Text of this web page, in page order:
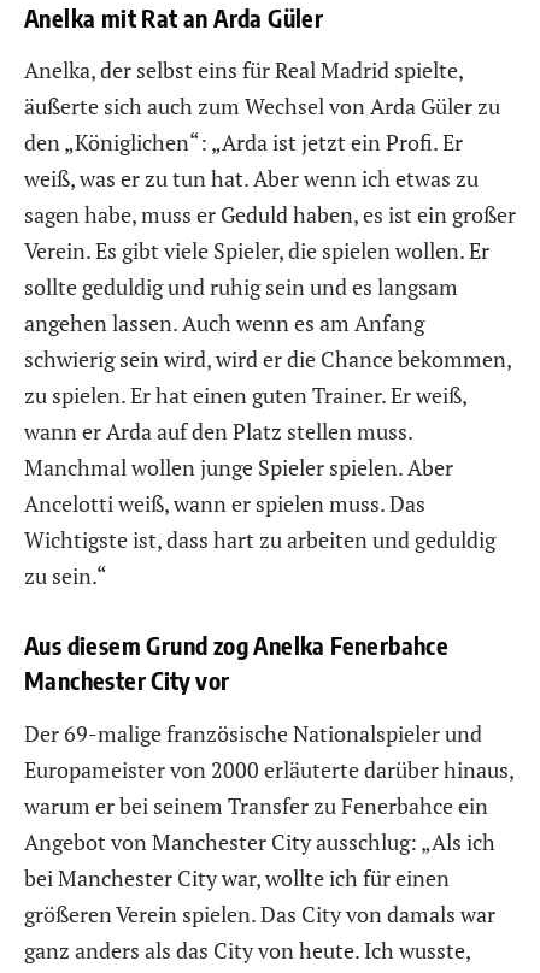
Anelka mit Rat an Arda Güler
Anelka, der selbst eins für Real Madrid spielte,
äußerte sich auch zum Wechsel von Arda Güler zu
den „Königlichen“: „Arda ist jetzt ein Profi. Er
weiß, was er zu tun hat. Aber wenn ich etwas zu
sagen habe, muss er Geduld haben, es ist ein großer
Verein. Es gibt viele Spieler, die spielen wollen. Er
sollte geduldig und ruhig sein und es langsam
angehen lassen. Auch wenn es am Anfang
schwierig sein wird, wird er die Chance bekommen,
zu spielen. Er hat einen guten Trainer. Er weiß,
wann er Arda auf den Platz stellen muss.
Manchmal wollen junge Spieler spielen. Aber
Ancelotti weiß, wann er spielen muss. Das
Wichtigste ist, dass hart zu arbeiten und geduldig
zu sein.“
Aus diesem Grund zog Anelka Fenerbahce
Manchester City vor
Der 69-malige französische Nationalspieler und
Europameister von 2000 erläuterte darüber hinaus,
warum er bei seinem Transfer zu Fenerbahce ein
Angebot von Manchester City ausschlug: „Als ich
bei Manchester City war, wollte ich für einen
größeren Verein spielen. Das City von damals war
ganz anders als das City von heute. Ich wusste,